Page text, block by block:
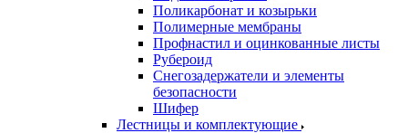
Поликарбонат и козырьки
Полимерные мембраны
Профнастил и оцинкованные листы
Рубероид
Снегозадержатели и элементы
безопасности
Шифер
Лестницы и комплектующие